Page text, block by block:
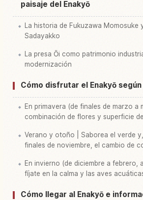
paisaje del Enakyō
La historia de Fukuzawa Momosuke
Sadayakko
La presa Ōi como patrimonio
modernización
Cómo disfrutar el Enakyō
En primavera (de finales de marzo a
combinación de flores y superficie
Verano y otoño | Saborea el verde
finales de noviembre, el cambio de
En invierno (de diciembre a febrero,
fíjate en la calma y las aves
Cómo llegar al Enakyō e